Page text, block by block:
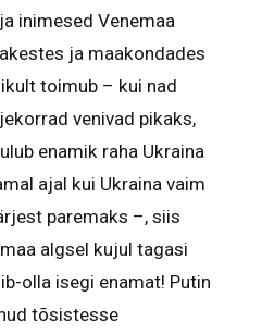
inimesed Venemaa
ja maakondades
toimub – kui nad
venivad pikaks,
enamik raha Ukraina
ajal kui Ukraina vaim
paremaks –, siis
algsel kujul tagasi
olla isegi enamat! Putin
tõsistesse